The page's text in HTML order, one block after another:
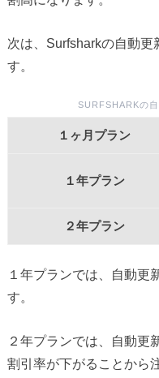
次は、Surfsharkの自動
す。
SURFSHARKの
１ヶ月プラン
１年プラン
２年プラン
１年プランでは、自動更
す。
２年プランでは、自動更
割引率が下がることから